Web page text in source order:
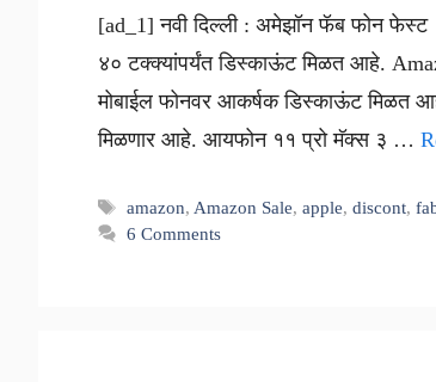
[ad_1] नवी दिल्ली : अमेझॉन फॅब फोन फेस्ट
४० टक्क्यांपर्यंत डिस्काऊंट मिळत आहे.
मोबाईल फोनवर आकर्षक डिस्काऊंट मिळत
मिळणार आहे. आयफोन ११ प्रो मॅक्स ३ …
Tags
amazon, Amazon Sale,apple,discont,
6 Comments